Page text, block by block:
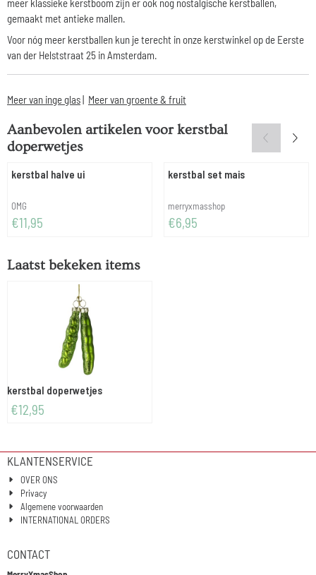
gemaakt met antieke mallen.
Voor nóg meer kerstballen kun je terecht in onze kerstwinkel op de Eerste
van der Helststraat 25 in Amsterdam.
Meer van inge glas| Meer van groente & fruit
Aanbevolen artikelen voorkerstbal
doperwetjes
kerstbal halve ui
Merk:
OMG
Prijs: 11,95
€11,95
kerstbal set mais
Merk:
merryxmasshop
Prijs: 6,95
€6,95
Laatst bekeken items
kerstbal doperwetjes
€12,95
KLANTENSERVICE
OVER ONS
Privacy
Algemene voorwaarden
INTERNATIONAL ORDERS
CONTACT